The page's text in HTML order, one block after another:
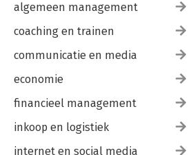
algemeen management
coaching en trainen
communicatie en media
economie
financieel management
inkoop en logistiek
internet en social media